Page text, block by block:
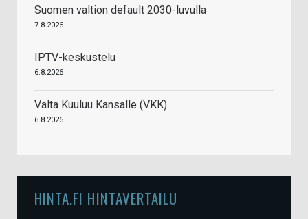
Suomen valtion default 2030-luvulla
7.8.2026
IPTV-keskustelu
6.8.2026
Valta Kuuluu Kansalle (VKK)
6.8.2026
HINTA.FI HINTAVERTAILU